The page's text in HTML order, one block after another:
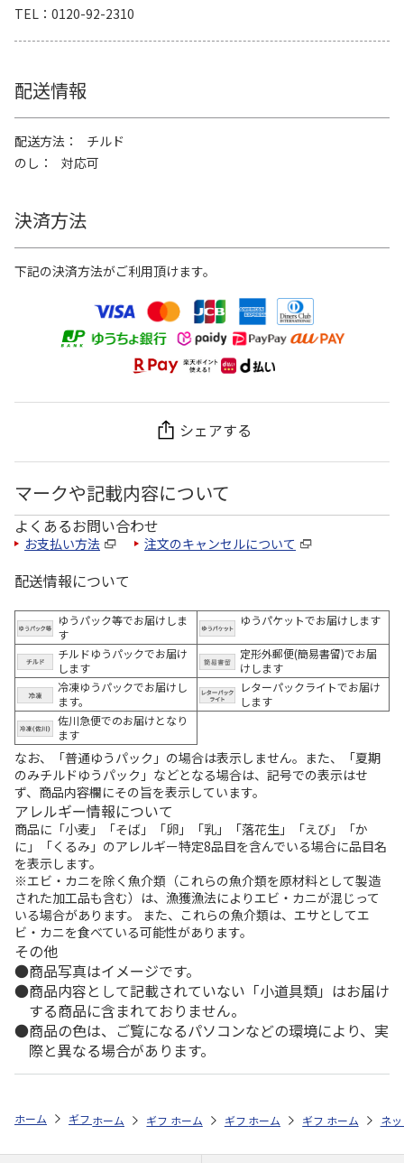
TEL
0120-92-2310
配送情報
配送方法
チルド
のし
対応可
決済方法
下記の決済方法がご利用頂けます。
シェアする
マークや記載内容について
よくあるお問い合わせ
お支払い方法 注文のキャンセルについて
配送情報について
ゆうパック等でお届けしま
す
ゆうパケットでお届けします
チルドゆうパックでお届け
します
定形外郵便(簡易書留)でお届
けします
冷凍ゆうパックでお届けし
ます。
レターパックライトでお届け
します
佐川急便でのお届けとなり
ます
なお、「普通ゆうパック」の場合は表示しません。また、「夏期
のみチルドゆうパック」などとなる場合は、記号での表示はせ
ず、商品内容欄にその旨を表示しています。
アレルギー情報について
商品に「小麦」「そば」「卵」「乳」「落花生」「えび」「か
に」「くるみ」のアレルギー特定8品目を含んでいる場合に品目名
を表示します。
※エビ・カニを除く魚介類（これらの魚介類を原材料として製造
された加工品も含む）は、漁獲漁法によりエビ・カニが混じって
いる場合があります。 また、これらの魚介類は、エサとしてエ
ビ・カニを食べている可能性があります。
その他
商品写真はイメージです。
商品内容として記載されていない「小道具類」はお届け
する商品に含まれておりません。
商品の色は、ご覧になるパソコンなどの環境により、実
際と異なる場合があります。
ホーム ギフトストア お中元・夏ギフト特集 2026 おつまみ・お惣菜
ホーム ギフトストア お中元・夏ギフト特集 2026
ホーム ギフトストア お中元・夏ギフト
ホーム ギフトストア お
ホーム ネ